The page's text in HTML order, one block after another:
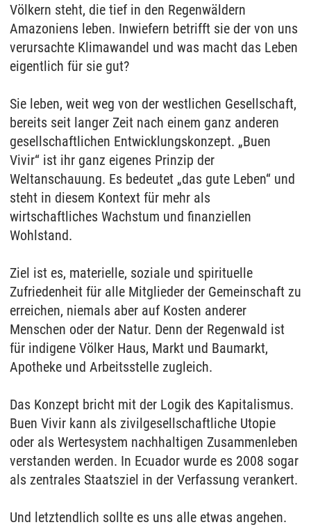
Völkern steht, die tief in den Regenwäldern
Amazoniens leben. Inwiefern betrifft sie der von uns
verursachte Klimawandel und was macht das Leben
eigentlich für sie gut?
Sie leben, weit weg von der westlichen Gesellschaft,
bereits seit langer Zeit nach einem ganz anderen
gesellschaftlichen Entwicklungskonzept. „Buen
Vivir“ ist ihr ganz eigenes Prinzip der
Weltanschauung. Es bedeutet „das gute Leben“ und
steht in diesem Kontext für mehr als
wirtschaftliches Wachstum und finanziellen
Wohlstand.
Ziel ist es, materielle, soziale und spirituelle
Zufriedenheit für alle Mitglieder der Gemeinschaft zu
erreichen, niemals aber auf Kosten anderer
Menschen oder der Natur. Denn der Regenwald ist
für indigene Völker Haus, Markt und Baumarkt,
Apotheke und Arbeitsstelle zugleich.
Das Konzept bricht mit der Logik des Kapitalismus.
Buen Vivir kann als zivilgesellschaftliche Utopie
oder als Wertesystem nachhaltigen Zusammenleben
verstanden werden. In Ecuador wurde es 2008 sogar
als zentrales Staatsziel in der Verfassung verankert.
Und letztendlich sollte es uns alle etwas angehen.